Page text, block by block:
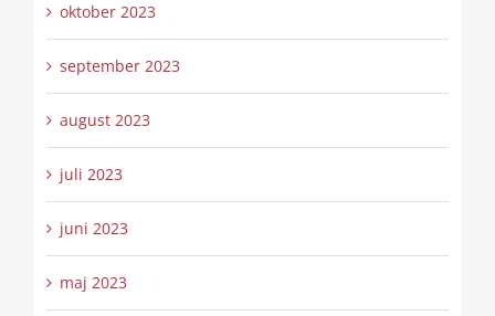
oktober 2023
september 2023
august 2023
juli 2023
juni 2023
maj 2023